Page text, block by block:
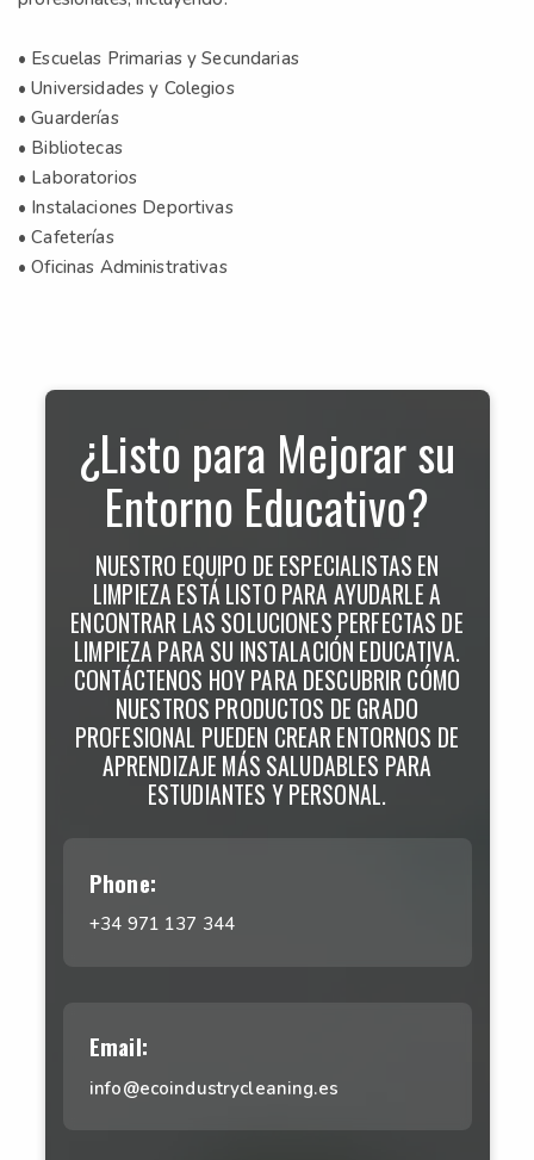
• Escuelas Primarias y Secundarias
• Universidades y Colegios
• Guarderías
• Bibliotecas
• Laboratorios
• Instalaciones Deportivas
• Cafeterías
• Oficinas Administrativas
¿Listo para Mejorar su
Entorno Educativo?
NUESTRO EQUIPO DE ESPECIALISTAS EN
LIMPIEZA ESTÁ LISTO PARA AYUDARLE A
ENCONTRAR LAS SOLUCIONES PERFECTAS DE
LIMPIEZA PARA SU INSTALACIÓN EDUCATIVA.
CONTÁCTENOS HOY PARA DESCUBRIR CÓMO
NUESTROS PRODUCTOS DE GRADO
PROFESIONAL PUEDEN CREAR ENTORNOS DE
APRENDIZAJE MÁS SALUDABLES PARA
ESTUDIANTES Y PERSONAL.
Phone:
+34 971 137 344
Email:
info@ecoindustrycleaning.es